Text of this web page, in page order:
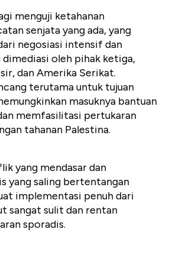
menguji ketahanan
senjata yang ada, yang
negosiasi intensif dan
dimediasi oleh pihak ketiga,
dan Amerika Serikat.
terutama untuk tujuan
masuknya bantuan
memfasilitasi pertukaran
tahanan Palestina.
yang mendasar dan
yang saling bertentangan
implementasi penuh dari
sangat sulit dan rentan
sporadis.